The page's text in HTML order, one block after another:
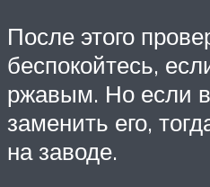
После этого
беспокойтесь,
ржавым. Но если
заменить его,
на заводе.